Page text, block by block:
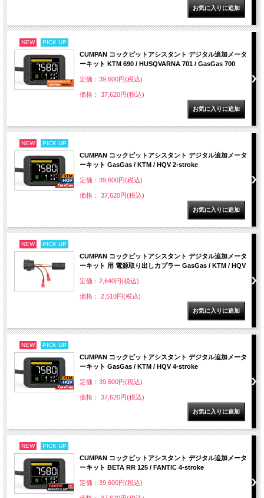
NEW PICK UP
CUMPAN コックピットアシスタント デジタル追加メータ
ーキット KTM 690 / HUSQVARNA 701 / GasGas 700
定価：39,600円(税込)
価格： 37,620円(税込)
NEW PICK UP
CUMPAN コックピットアシスタント デジタル追加メータ
ーキット GasGas / KTM / HQV 2-stroke
定価：39,600円(税込)
価格： 37,620円(税込)
NEW PICK UP
CUMPAN コックピットアシスタント デジタル追加メータ
ーキット 用 電源取り出しカプラー GasGas / KTM / HQV
定価：2,640円(税込)
価格： 2,510円(税込)
NEW PICK UP
CUMPAN コックピットアシスタント デジタル追加メータ
ーキット GasGas / KTM / HQV 4-stroke
定価：39,600円(税込)
価格： 37,620円(税込)
NEW PICK UP
CUMPAN コックピットアシスタント デジタル追加メータ
ーキット BETA RR 125 / FANTIC 4-stroke
定価：39,600円(税込)